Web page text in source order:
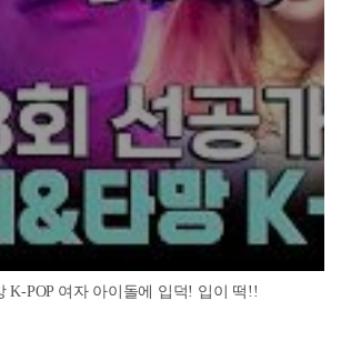
K-POP 여자 아이돌에 입덕! 입이 떡!!